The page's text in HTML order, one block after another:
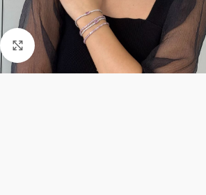
Click to enlarge